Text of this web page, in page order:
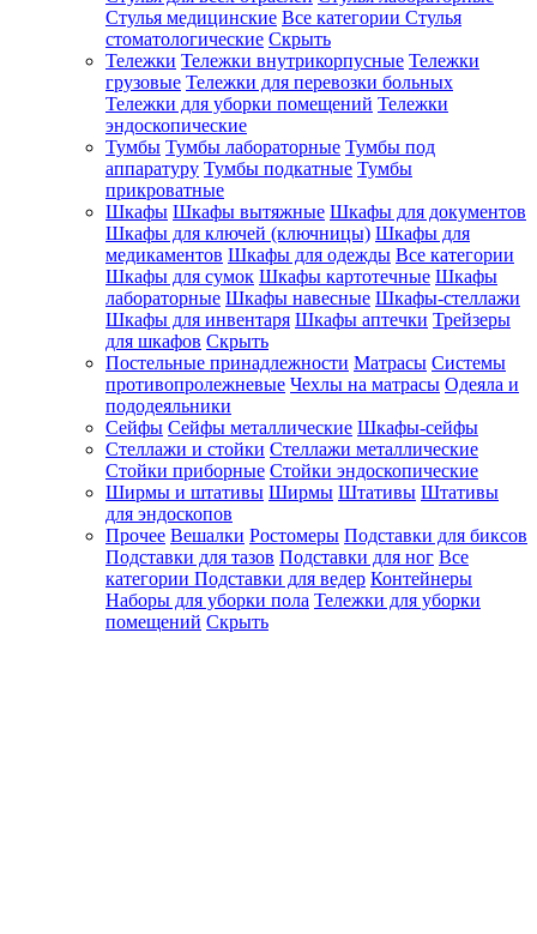
Стулья медицинские Все категории Стулья
стоматологические Скрыть
Тележки Тележки внутрикорпусные Тележки
грузовые Тележки для перевозки больных
Тележки для уборки помещений Тележки
эндоскопические
Тумбы Тумбы лабораторные Тумбы под
аппаратуру Тумбы подкатные Тумбы
прикроватные
Шкафы Шкафы вытяжные Шкафы для документов
Шкафы для ключей (ключницы) Шкафы для
медикаментов Шкафы для одежды Все категории
Шкафы для сумок Шкафы картотечные Шкафы
лабораторные Шкафы навесные Шкафы-стеллажи
Шкафы для инвентаря Шкафы аптечки Трейзеры
для шкафов Скрыть
Постельные принадлежности Матрасы Системы
противопролежневые Чехлы на матрасы Одеяла и
пододеяльники
Сейфы Сейфы металлические Шкафы-сейфы
Стеллажи и стойки Стеллажи металлические
Стойки приборные Стойки эндоскопические
Ширмы и штативы Ширмы Штативы Штативы
для эндоскопов
Прочее Вешалки Ростомеры Подставки для биксов
Подставки для тазов Подставки для ног Все
категории Подставки для ведер Контейнеры
Наборы для уборки пола Тележки для уборки
помещений Скрыть